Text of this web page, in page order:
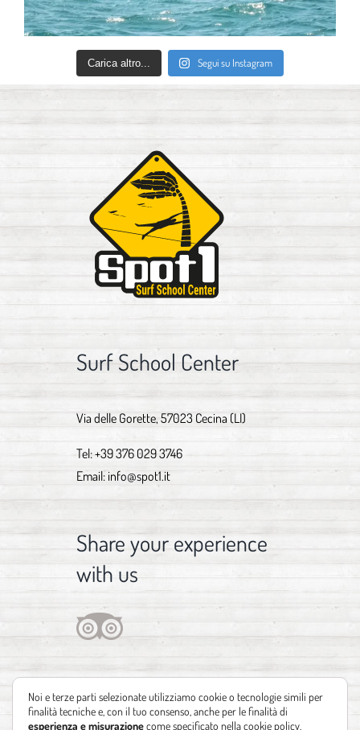
Carica altro... Segui su Instagram
Surf School Center
Via delle Gorette, 57023 Cecina (LI)
Tel:+39 376 029 3746
Email: info@spot1.it
Share your experience
with us
Noi e terze parti selezionate utilizziamo cookie o tecnologie simili per
finalità tecniche e, con il tuo consenso, anche per le finalità di
esperienza e misurazionecome specificato nellacookie policy